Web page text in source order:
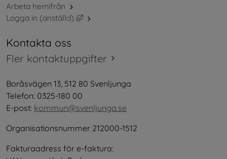
Arbeta hemifrån
Logga in (anställd)
Länk till annan webbplats, öppnas i nytt
Kontakta oss
Fler kontaktuppgifter
Boråsvägen 13, 512 80 Svenljunga
Telefon: 0325-180 00
E-post: kommun@svenljunga.se
Organisationsnummer 212000-1512
Fakturaadress för e-faktura: